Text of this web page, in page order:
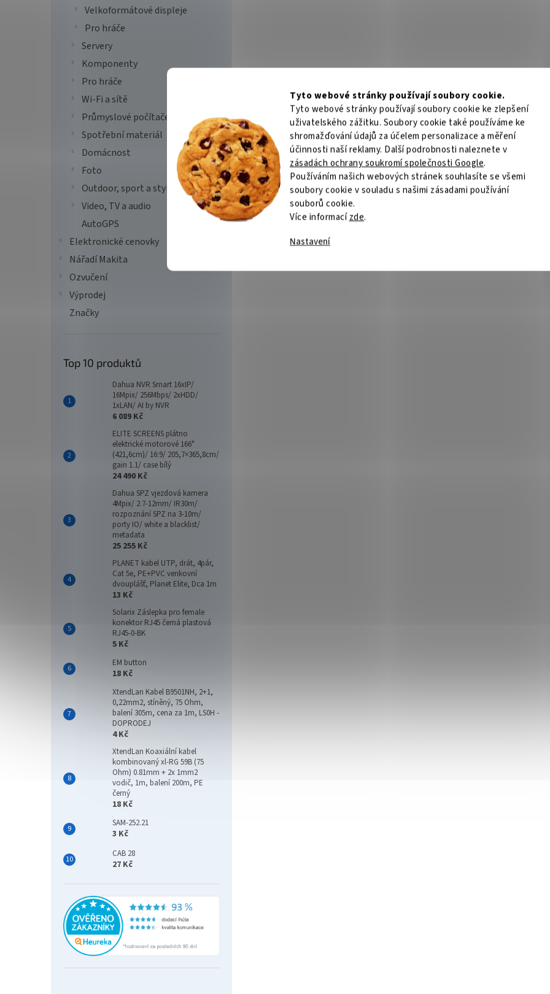
Tyto webové stránky používají soubory cookie.
Tyto webové stránky používají soubory cookie ke zlepšení
uživatelského zážitku. Soubory cookie také používáme ke
shromažďování údajů za účelem personalizace a měření
účinnosti naší reklamy. Další podrobnosti naleznete v
zásadách ochrany soukromí společnosti Google.
Používáním našich webových stránek souhlasíte se všemi
soubory cookie v souladu s našimi zásadami používání
souborů cookie.
Více informacízde.
Nastavení
Velkoformátové displeje
Pro hráče
Servery
Komponenty
Pro hráče
Wi-Fi a sítě
Průmyslové počítače
Spotřební materiál
Domácnost
Foto
Outdoor, sport a styl
Video, TV a audio
AutoGPS
Elektronické cenovky
Nářadí Makita
Ozvučení
Výprodej
Značky
Top 10 produktů
Dahua NVR Smart 16xIP/
16Mpix/ 256Mbps/ 2xHDD/
1xLAN/ AI by NVR
6 089 Kč
ELITE SCREENS plátno
elektrické motorové 166"
(421,6cm)/ 16:9/ 205,7×365,8cm/
gain 1.1/ case bílý
24 490 Kč
Dahua SPZ vjezdová kamera
4Mpix/ 2.7-12mm/ IR30m/
rozpoznání SPZ na 3-10m/
porty IO/ white a blacklist/
metadata
25 255 Kč
PLANET kabel UTP, drát, 4pár,
Cat 5e, PE+PVC venkovní
dvouplášť, Planet Elite, Dca 1m
13 Kč
Solarix Záslepka pro female
konektor RJ45 černá plastová
RJ45-0-BK
5 Kč
EM button
18 Kč
XtendLan Kabel B9501NH, 2+1,
0,22mm2, stíněný, 75 Ohm,
balení 305m, cena za 1m, LS0H -
DOPRODEJ
4 Kč
XtendLan Koaxiální kabel
kombinovaný xl-RG 59B (75
Ohm) 0.81mm + 2x 1mm2
vodič, 1m, balení 200m, PE
černý
18 Kč
SAM-252.21
3 Kč
CAB 28
27 Kč